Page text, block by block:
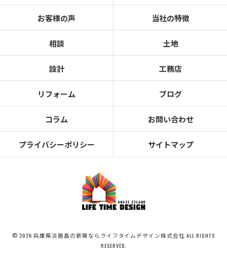
お客様の声 当社の特徴
相談 土地
設計 工務店
リフォーム ブログ
コラム お問い合わせ
プライバシーポリシー サイトマップ
© 2026 兵庫県淡路島の新築ならライフタイムデザイン株式会社 ALL RIGHTS
RESERVED.